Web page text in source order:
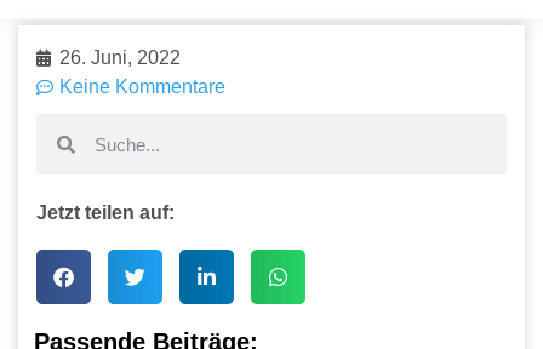
26. Juni, 2022
Keine Kommentare
Jetzt teilen auf:
Passende Beiträge: